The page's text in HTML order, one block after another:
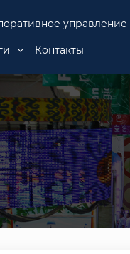
управление
Контакты